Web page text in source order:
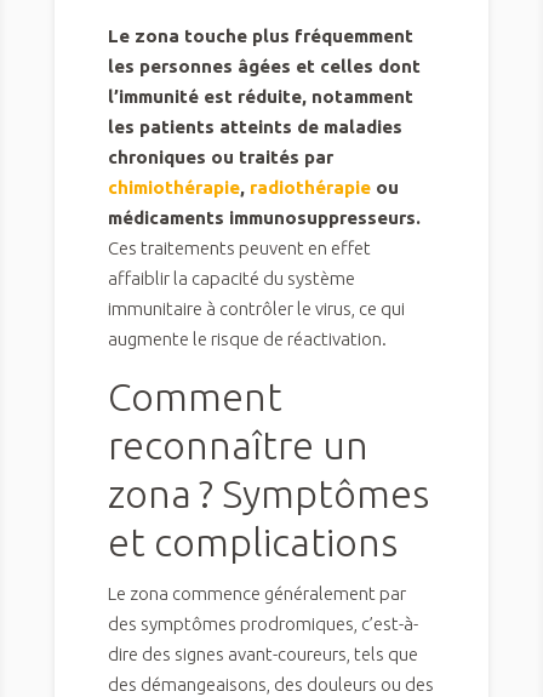
Le zona touche plus fréquemment
les personnes âgées et celles dont
l’immunité est réduite, notamment
les patients atteints de maladies
chroniques ou traités par
chimiothérapie, radiothérapieou
médicaments immunosuppresseurs.
Ces traitements peuvent en effet
affaiblir la capacité du système
immunitaire à contrôler le virus, ce qui
augmente le risque de réactivation.
Comment
reconnaître un
zona ? Symptômes
et complications
Le zona commence généralement par
des symptômes prodromiques, c’est-à-
dire des signes avant-coureurs, tels que
des démangeaisons, des douleurs ou des